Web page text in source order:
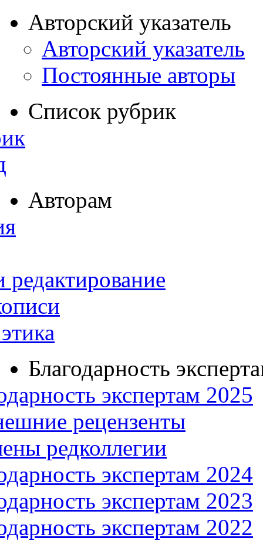
Авторский указатель
Авторский указатель
Постоянные авторы
Список рубрик
Авторам
редактирование
Благодарность
экспертам 2025
рецензенты
редколлегии
экспертам 2024
экспертам 2023
экспертам 2022